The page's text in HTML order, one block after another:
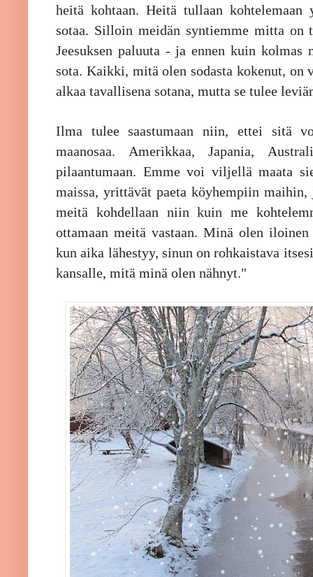
heitä kohtaan. Heitä tullaan kohtelemaan
sotaa. Silloin meidän syntiemme mitta on
Jeesuksen paluuta - ja ennen kuin
sota. Kaikki, mitä olen sodasta kokenut, on
alkaa tavallisena sotana, mutta se tulee
Ilma tulee saastumaan niin, ettei sitä
maanosaa. Amerikkaa, Japania,
pilaantumaan. Emme voi viljellä maata
maissa, yrittävät paeta köyhempiin
meitä kohdellaan niin kuin me
ottamaan meitä vastaan. Minä olen
kun aika lähestyy, sinun on rohkaistava
kansalle, mitä minä olen nähnyt."